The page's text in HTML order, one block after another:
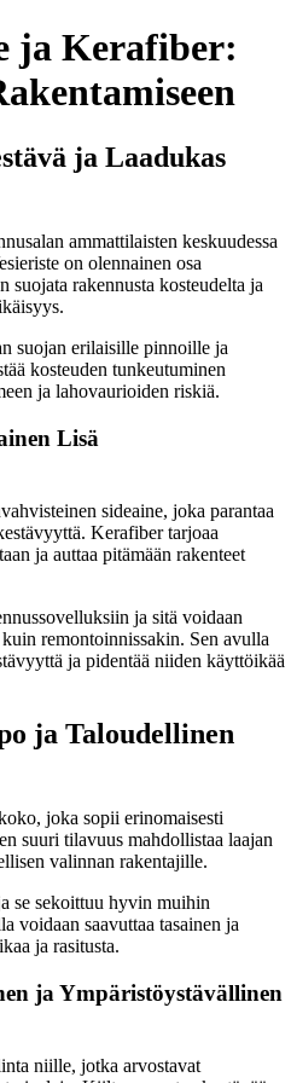
ja Kerafiber:
ja Laadukas
ammattilaisten keskuudessa
on olennainen osa
suojata rakennusta kosteudelta ja
suojan erilaisille pinnoille ja
kosteuden tunkeutuminen
ja lahovaurioiden riskiä.
Lisä
sideaine, joka parantaa
Kerafiber tarjoaa
ja auttaa pitämään rakenteet
ja sitä voidaan
remontoinnissakin. Sen avulla
ja pidentää niiden käyttöikää
ja Taloudellinen
joka sopii erinomaisesti
suuri tilavuus mahdollistaa laajan
valinnan rakentajille.
se sekoittuu hyvin muihin
voidaan saavuttaa tasainen ja
ja rasitusta.
ja Ympäristöystävällinen
niille, jotka arvostavat